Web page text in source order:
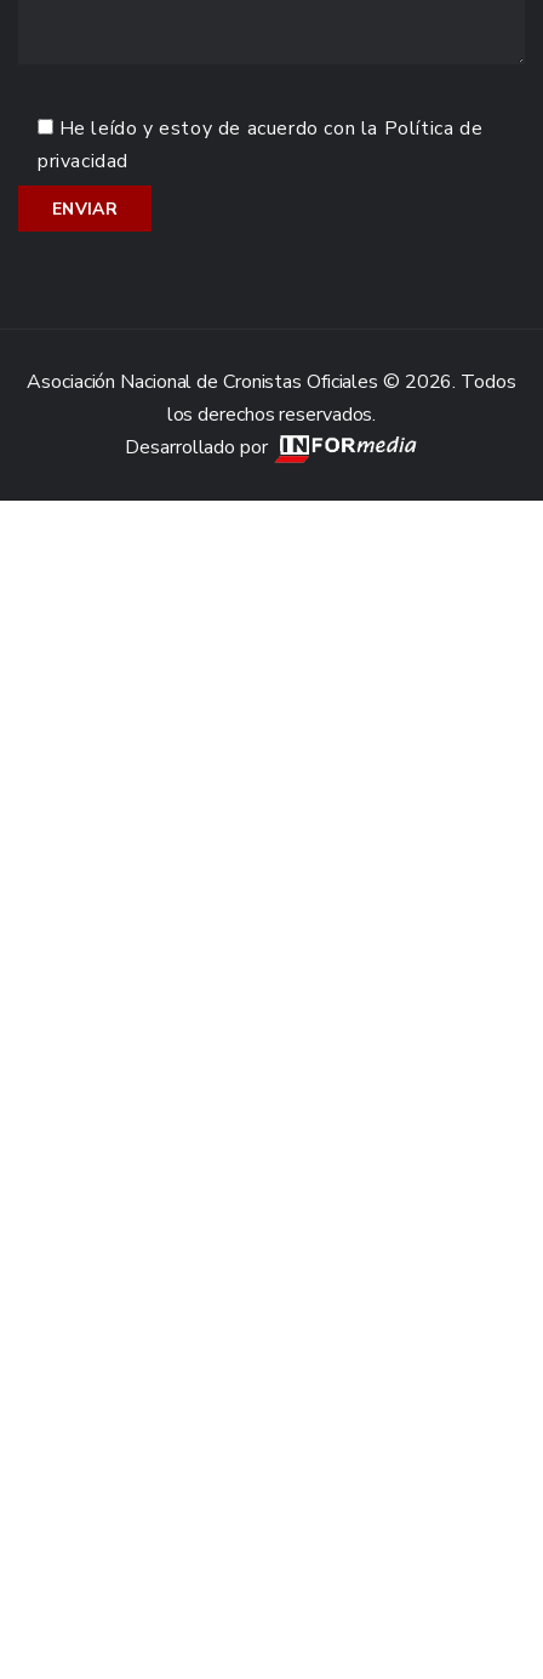
He leído y estoy de acuerdo con la Política de
privacidad
Asociación Nacional de Cronistas Oficiales © 2026. Todos
los derechos reservados.
Desarrollado por